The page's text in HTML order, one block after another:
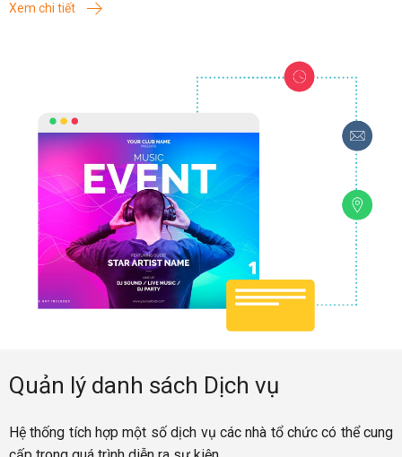
Xem chi tiết
Quản lý danh sách Dịch vụ
Hệ thống tích hợp một số dịch vụ các nhà tổ chức có thể cung